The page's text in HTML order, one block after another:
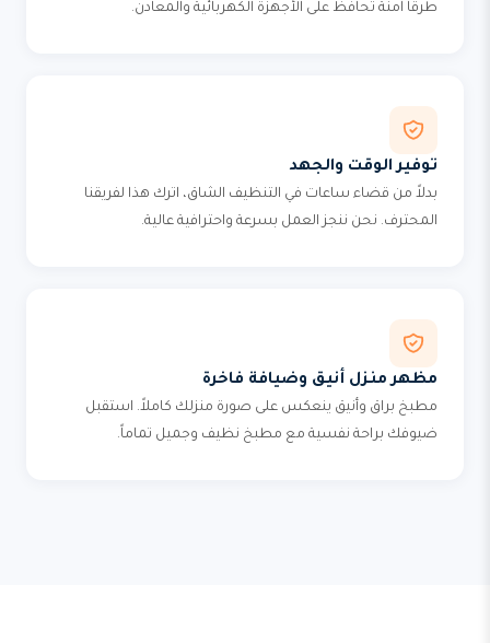
طرقاً آمنة تحافظ على الأجهزة الكهربائية والمعادن.
توفير الوقت والجهد
بدلاً من قضاء ساعات في التنظيف الشاق، اترك هذا لفريقنا
المحترف. نحن ننجز العمل بسرعة واحترافية عالية.
مظهر منزل أنيق وضيافة فاخرة
مطبخ براق وأنيق ينعكس على صورة منزلك كاملاً. استقبل
ضيوفك براحة نفسية مع مطبخ نظيف وجميل تماماً.